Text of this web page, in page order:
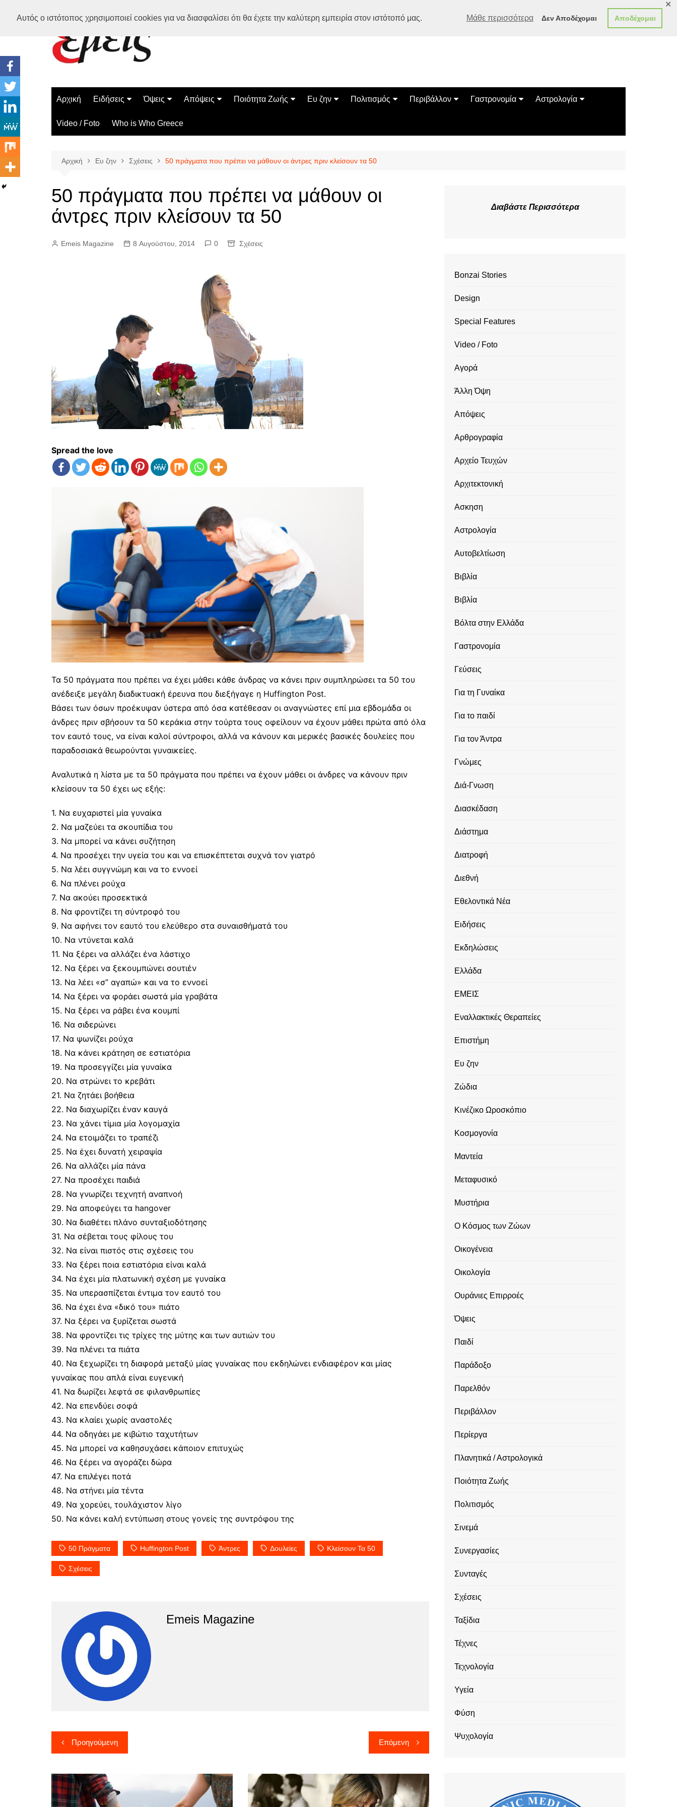
Αυτός ο ιστότοπος χρησιμοποιεί cookies για να διασφαλίσει ότι θα έχετε την καλύτερη εμπειρία στον ιστότοπό μας. Μάθε περισσότερα Δεν Αποδέχομαι Αποδέχομαι
✕
Αρχική Ειδήσεις
Ελλάδα
Διεθνή
Όψεις
Διάστημα
Επιστήμη
Απόψεις
Αρθρογραφία
Ποιότητα Ζωής
Ασκηση
Ευ ζην
Αυτοβελτίωση
Σχέσεις
Πολιτισμός
Εκδηλώσεις
Bonsai Stories
Περιβάλλον
Οικολογία
Γαστρονομία
Συνταγές
Αστρολογία
Κινέζικο Ωροσκόπιο
Video / Foto Who is Who Greece
Αρχική Ευ ζην Σχέσεις 50 πράγματα που πρέπει να μάθουν οι άντρες πριν κλείσουν τα 50
50 πράγματα που πρέπει να μάθουν οι
άντρες πριν κλείσουν τα 50
Emeis Magazine 8 Αυγούστου, 2014 0 Σχέσεις
Spread the love
Τα 50 πράγματα που πρέπει να έχει μάθει κάθε άνδρας να κάνει πριν συμπληρώσει τα 50 του
ανέδειξε μεγάλη διαδικτυακή έρευνα που διεξήγαγε η Huffington Post.
Βάσει των όσων προέκυψαν ύστερα από όσα κατέθεσαν οι αναγνώστες επί μια εβδομάδα οι
άνδρες πριν σβήσουν τα 50 κεράκια στην τούρτα τους οφείλουν να έχουν μάθει πρώτα από όλα
τον εαυτό τους, να είναι καλοί σύντροφοι, αλλά να κάνουν και μερικές βασικές δουλείες που
παραδοσιακά θεωρούνται γυναικείες.
Αναλυτικά η λίστα με τα 50 πράγματα που πρέπει να έχουν μάθει οι άνδρες να κάνουν πριν
κλείσουν τα 50 έχει ως εξής:
1. Να ευχαριστεί μία γυναίκα
2. Να μαζεύει τα σκουπίδια του
3. Να μπορεί να κάνει συζήτηση
4. Να προσέχει την υγεία του και να επισκέπτεται συχνά τον γιατρό
5. Να λέει συγγνώμη και να το εννοεί
6. Να πλένει ρούχα
7. Να ακούει προσεκτικά
8. Να φροντίζει τη σύντροφό του
9. Να αφήνει τον εαυτό του ελεύθερο στα συναισθήματά του
10. Να ντύνεται καλά
11. Να ξέρει να αλλάζει ένα λάστιχο
12. Να ξέρει να ξεκουμπώνει σουτιέν
13. Να λέει «σ” αγαπώ» και να το εννοεί
14. Να ξέρει να φοράει σωστά μία γραβάτα
15. Να ξέρει να ράβει ένα κουμπί
16. Να σιδερώνει
17. Να ψωνίζει ρούχα
18. Να κάνει κράτηση σε εστιατόρια
19. Να προσεγγίζει μία γυναίκα
20. Να στρώνει το κρεβάτι
21. Να ζητάει βοήθεια
22. Να διαχωρίζει έναν καυγά
23. Να χάνει τίμια μία λογομαχία
24. Να ετοιμάζει το τραπέζι
25. Να έχει δυνατή χειραψία
26. Να αλλάζει μία πάνα
27. Να προσέχει παιδιά
28. Να γνωρίζει τεχνητή αναπνοή
29. Να αποφεύγει τα hangover
30. Να διαθέτει πλάνο συνταξιοδότησης
31. Να σέβεται τους φίλους του
32. Να είναι πιστός στις σχέσεις του
33. Να ξέρει ποια εστιατόρια είναι καλά
34. Να έχει μία πλατωνική σχέση με γυναίκα
35. Να υπερασπίζεται έντιμα τον εαυτό του
36. Να έχει ένα «δικό του» πιάτο
37. Να ξέρει να ξυρίζεται σωστά
38. Να φροντίζει τις τρίχες της μύτης και των αυτιών του
39. Να πλένει τα πιάτα
40. Να ξεχωρίζει τη διαφορά μεταξύ μίας γυναίκας που εκδηλώνει ενδιαφέρον και μίας
γυναίκας που απλά είναι ευγενική
41. Να δωρίζει λεφτά σε φιλανθρωπίες
42. Να επενδύει σοφά
43. Να κλαίει χωρίς αναστολές
44. Να οδηγάει με κιβώτιο ταχυτήτων
45. Να μπορεί να καθησυχάσει κάποιον επιτυχώς
46. Να ξέρει να αγοράζει δώρα
47. Να επιλέγει ποτά
48. Να στήνει μία τέντα
49. Να χορεύει, τουλάχιστον λίγο
50. Να κάνει καλή εντύπωση στους γονείς της συντρόφου της
50 Πράγματα Huffington Post Άντρες Δουλείες Κλείσουν Τα 50
Σχέσεις
Emeis Magazine
Πλοήγηση
άρθρων
Προηγούμενη Επόμενη
Διαβάστε Περισσότερα
Bonzai Stories
Design
Special Features
Video / Foto
Αγορά
Άλλη Όψη
Απόψεις
Αρθρογραφία
Αρχείο Τευχών
Αρχιτεκτονική
Ασκηση
Αστρολογία
Αυτοβελτίωση
Βιβλία
Βιβλία
Βόλτα στην Ελλάδα
Γαστρονομία
Γεύσεις
Για τη Γυναίκα
Για το παιδί
Για τον Άντρα
Γνώμες
Διά-Γνωση
Διασκέδαση
Διάστημα
Διατροφή
Διεθνή
Εθελοντικά Νέα
Ειδήσεις
Εκδηλώσεις
Ελλάδα
ΕΜΕΙΣ
Εναλλακτικές Θεραπείες
Επιστήμη
Ευ ζην
Ζώδια
Κινέζικο Ωροσκόπιο
Κοσμογονία
Μαντεία
Μεταφυσικό
Μυστήρια
Ο Κόσμος των Ζώων
Οικογένεια
Οικολογία
Ουράνιες Επιρροές
Όψεις
Παιδί
Παράδοξο
Παρελθόν
Περιβάλλον
Περίεργα
Πλανητικά / Αστρολογικά
Ποιότητα Ζωής
Πολιτισμός
Σινεμά
Συνεργασίες
Συνταγές
Σχέσεις
Ταξίδια
Τέχνες
Τεχνολογία
Υγεία
Φύση
Ψυχολογία